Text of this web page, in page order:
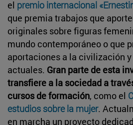
el premio internacional
que premia trabajos que
originales sobre figuras
mundo contemporáneo o que
aportaciones a la civilización
actuales. Gran parte de esta
transfiere a la sociedad a
cursos de formación, como el
estudios sobre la mujer.
en marcha un proyecto